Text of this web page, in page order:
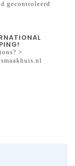
gecontroleerd
>